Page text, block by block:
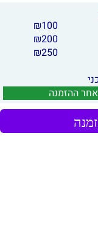
100
₪
200
₪
250
₪
ההזמנה